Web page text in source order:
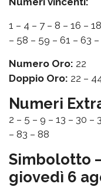
1 – 4 – 7 – 8 – 16 –
– 58 – 59 – 61 – 63
Numero Oro: 22
Doppio Oro: 22 –
Numeri
2 – 5 – 9 – 13 – 30 –
– 83 – 88
Simbolotto
giovedì 6